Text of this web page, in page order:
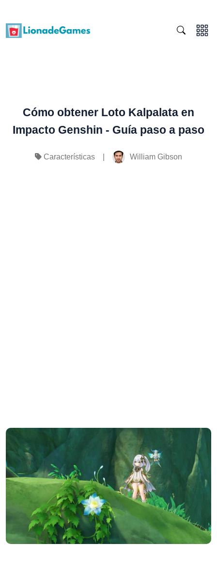
Cómo obtener Loto Kalpalata en
Impacto Genshin - Guía paso a paso
Características William Gibson